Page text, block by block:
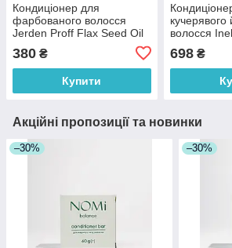
Кондиціонер для
фарбованого волосся
Jerden Proff Flax Seed Oil
380 ₴
Купити
волосся
698₴
Акційні пропозиції та новинки
–30% –30%